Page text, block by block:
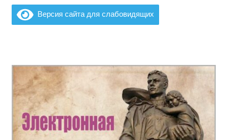
Версия сайта для слабовидящих